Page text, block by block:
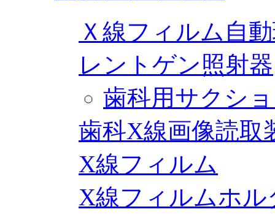
Ｘ線フィルム自
レントゲン照射器
歯科用サクシ
歯科X線画像読取
X線フィルム
X線フィルムホル